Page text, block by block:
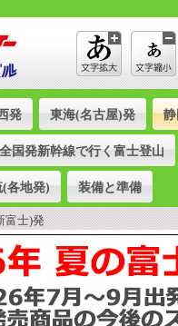
発 東海(名古屋)発
全国発新幹線で行く富士登山
各地発) 装備と準備
富士)発